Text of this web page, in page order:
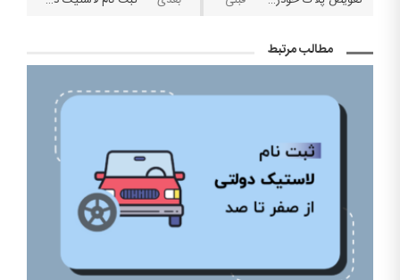
مطالب مرتبط